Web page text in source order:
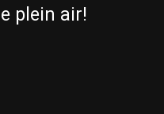
plein air!